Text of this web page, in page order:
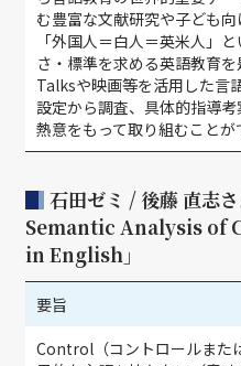
む豊富な文献研究や子ども向
「外国人＝白人＝英米人」
さ・標準を求める英語教育
Talksや映画等を活用した言
設定から調査、具体的指導
熱意をもって取り組むことが
石田ゼミ / 後藤 直志
Semantic Analysis of
in English」
要旨
Control（コントロールまた